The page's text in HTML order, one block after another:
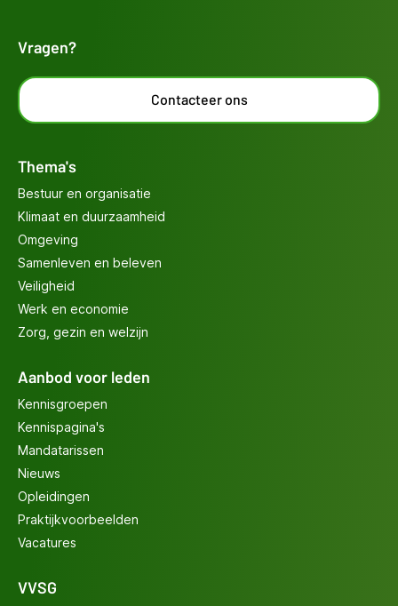
Vragen?
Contacteer ons
Thema's
Bestuur en organisatie
Klimaat en duurzaamheid
Omgeving
Samenleven en beleven
Veiligheid
Werk en economie
Zorg, gezin en welzijn
Aanbod voor leden
Kennisgroepen
Kennispagina's
Mandatarissen
Nieuws
Opleidingen
Praktijkvoorbeelden
Vacatures
VVSG